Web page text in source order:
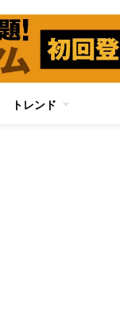
トレンド